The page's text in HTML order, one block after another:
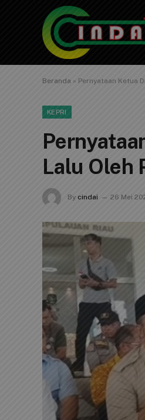
Beranda » Pernyataan Ketua
KEPRI
Lalu Oleh
By cindai 26 Mei